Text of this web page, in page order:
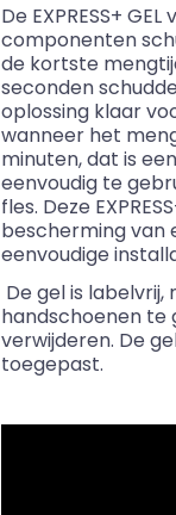
De EXPRESS+
componenten
de kortste
seconden
oplossing klaar
wanneer het
minuten, dat is
eenvoudig te
fles. Deze
bescherming van
eenvoudige
De gel is labelvrij,
handschoenen te
verwijderen. De
toegepast.